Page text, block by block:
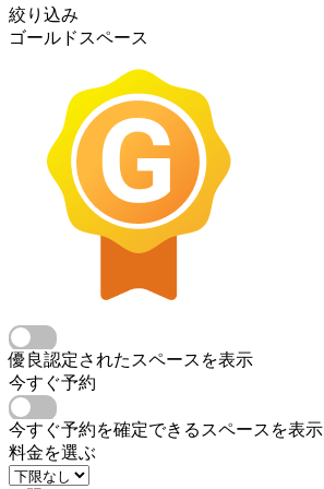
絞り込み
ゴールドスペース
優良認定されたスペースを表示
今すぐ予約
今すぐ予約を確定できるスペースを表示
料金を選ぶ